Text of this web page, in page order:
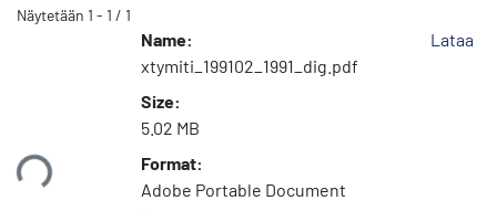
Näytetään 1 - 1 / 1
Name:
xtymiti_199102_1991_dig.pdf
Size:
5.02 MB
Format:
Adobe Portable Document
Lataa